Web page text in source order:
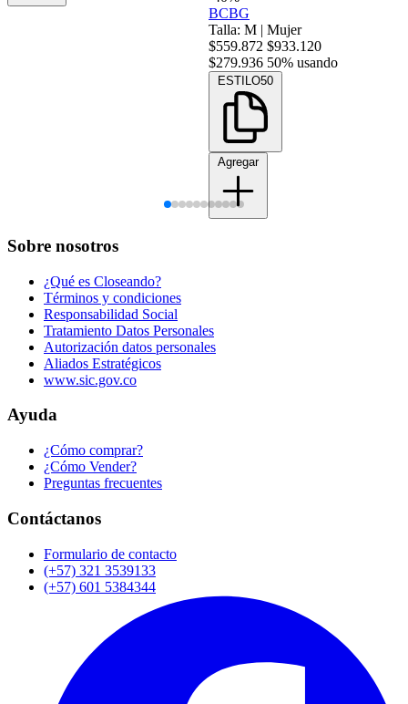
BCBG
Talla: M | Mujer
$559.872 $933.120
$279.936 50% usando
ESTILO50
Agregar
Sobre nosotros
¿Qué es Closeando?
Términos y condiciones
Responsabilidad Social
Tratamiento Datos Personales
Autorización datos personales
Aliados Estratégicos
www.sic.gov.co
Ayuda
¿Cómo comprar?
¿Cómo Vender?
Preguntas frecuentes
Contáctanos
Formulario de contacto
(+57) 321 3539133
(+57) 601 5384344